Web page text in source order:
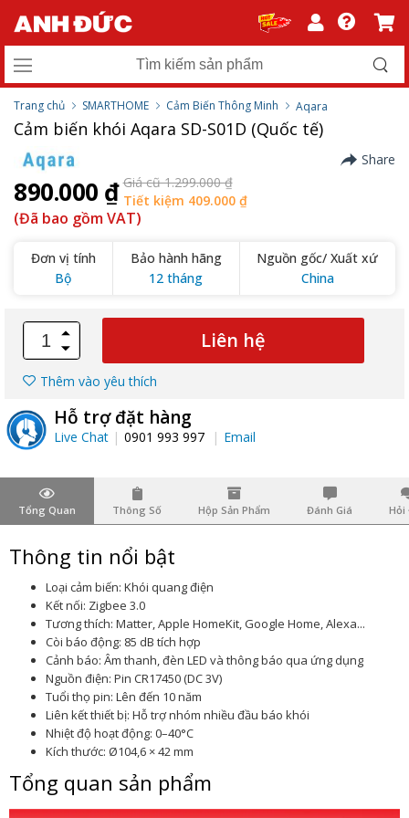
Trang chủ SMARTHOME Cảm Biến Thông Minh Aqara
Cảm biến khói Aqara SD-S01D (Quốc tế)
Share
890.000 ₫ Giá cũ 1.299.000 ₫
Tiết kiệm 409.000 ₫
(Đã bao gồm VAT)
Đơn vị tính
Bộ
Bảo hành hãng
12 tháng
Nguồn gốc/ Xuất xứ
China
Liên hệ
Thêm vào yêu thích
Hỗ trợ đặt hàng
Live Chat 0901 993 997 Email
Tổng Quan Thông Số Hộp Sản Phẩm Đánh Giá Hỏi
Thông tin nổi bật
Loại cảm biến: Khói quang điện
Kết nối: Zigbee 3.0
Tương thích: Matter, Apple HomeKit, Google Home, Alexa...
Còi báo động: 85 dB tích hợp
Cảnh báo: Âm thanh, đèn LED và thông báo qua ứng dụng
Nguồn điện: Pin CR17450 (DC 3V)
Tuổi thọ pin: Lên đến 10 năm
Liên kết thiết bị: Hỗ trợ nhóm nhiều đầu báo khói
Nhiệt độ hoạt động: 0–40°C
Kích thước: Ø104,6 × 42 mm
Tổng quan sản phẩm